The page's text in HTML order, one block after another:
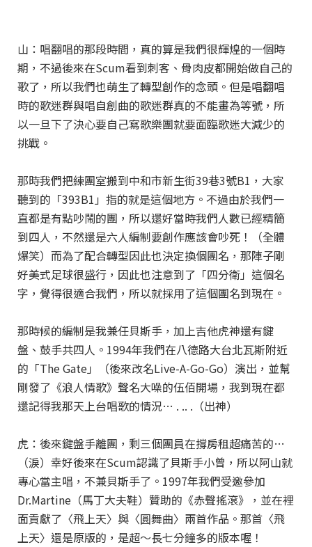
山：唱翻唱的那段時間，真的算是我們很輝煌的一個時
期，不過後來在Scum看到刺客、骨肉皮都開始做自己的
歌了，所以我們也萌生了轉型創作的念頭。但是唱翻唱
時的歌迷群與唱自創曲的歌迷群真的不能畫為等號，所
以一旦下了決心要自己寫歌樂團就要面臨歌迷大減少的
挑戰。
那時我們把練團室搬到中和市新生街39巷3號B1，大家
聽到的「393B1」指的就是這個地方。不過由於我們一
直都是有點吵鬧的團，所以還好當時我們人數已經精簡
到四人，不然還是六人編制要創作應該會吵死！（全體
爆笑）而為了配合轉型因此也決定換個團名，那陣子剛
好美式足球很盛行，因此也注意到了「四分衛」這個名
字，覺得很適合我們，所以就採用了這個團名到現在。
那時候的編制是我兼任貝斯手，加上吉他虎神還有鍵
盤、鼓手共四人。1994年我們在八德路大台北瓦斯附近
的「The Gate」（後來改名Live-A-Go-Go）演出，並幫
剛發了《浪人情歌》聲名大噪的伍佰開場，我到現在都
還記得我那天上台唱歌的情況… . .. .（出神）
虎：後來鍵盤手離團，剩三個團員在撐房租超痛苦的…
（淚）幸好後來在Scum認識了貝斯手小曾，所以阿山就
專心當主唱，不兼貝斯手了。1997年我們受邀參加
Dr.Martine（馬丁大夫鞋）贊助的《赤聲搖滾》，並在裡
面貢獻了〈飛上天〉與〈圓舞曲〉兩首作品。那首〈飛
上天〉還是原版的，是超～長七分鐘多的版本喔！